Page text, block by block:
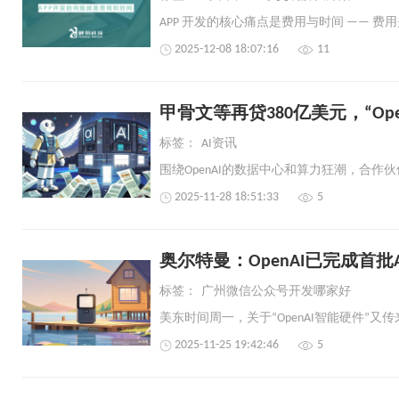
2025-12-08 18:07:16 11
甲骨文等再贷380亿美元，
标签： AI资讯
2025-11-28 18:51:33 5
奥尔特曼：OpenAI已完成首批
标签： 广州微信公众号开发哪家好
2025-11-25 19:42:46 5